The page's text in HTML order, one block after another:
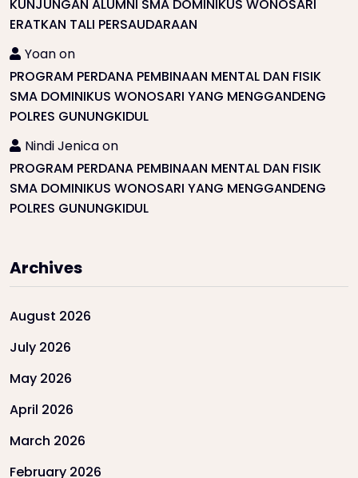
KUNJUNGAN ALUMNI SMA DOMINIKUS WONOSARI
ERATKAN TALI PERSAUDARAAN
Yoanon
PROGRAM PERDANA PEMBINAAN MENTAL DAN FISIK
SMA DOMINIKUS WONOSARI YANG MENGGANDENG
POLRES GUNUNGKIDUL
Nindi Jenicaon
PROGRAM PERDANA PEMBINAAN MENTAL DAN FISIK
SMA DOMINIKUS WONOSARI YANG MENGGANDENG
POLRES GUNUNGKIDUL
Archives
August 2026
July 2026
May 2026
April 2026
March 2026
February 2026